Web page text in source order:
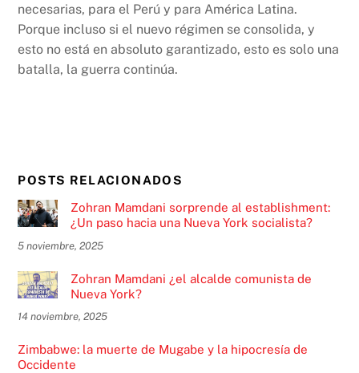
necesarias, para el Perú y para América Latina.
Porque incluso si el nuevo régimen se consolida, y
esto no está en absoluto garantizado, esto es solo una
batalla, la guerra continúa.
POSTS RELACIONADOS
Zohran Mamdani sorprende al establishment:
¿Un paso hacia una Nueva York socialista?
5 noviembre, 2025
Zohran Mamdani ¿el alcalde comunista de
Nueva York?
14 noviembre, 2025
Zimbabwe: la muerte de Mugabe y la hipocresía de
Occidente